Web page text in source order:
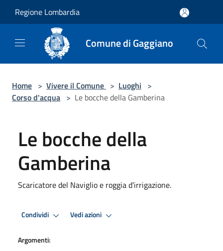
Regione Lombardia
Comune di Gaggiano
Home > Vivere il Comune > Luoghi >
Corso d'acqua > Le bocche della Gamberina
Le bocche della
Gamberina
Scaricatore del Naviglio e roggia d’irrigazione.
Condividi Vedi azioni
Argomenti: